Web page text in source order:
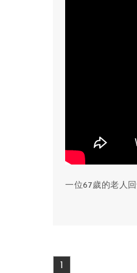
一位67歲的老人
1